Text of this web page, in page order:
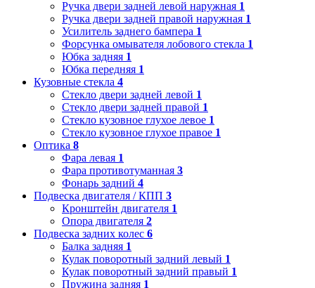
Ручка двери задней левой наружная 1
Ручка двери задней правой наружная 1
Усилитель заднего бампера 1
Форсунка омывателя лобового стекла 1
Юбка задняя 1
Юбка передняя 1
Кузовные стекла 4
Стекло двери задней левой 1
Стекло двери задней правой 1
Стекло кузовное глухое левое 1
Стекло кузовное глухое правое 1
Оптика 8
Фара левая 1
Фара противотуманная 3
Фонарь задний 4
Подвеска двигателя / КПП 3
Кронштейн двигателя 1
Опора двигателя 2
Подвеска задних колес 6
Балка задняя 1
Кулак поворотный задний левый 1
Кулак поворотный задний правый 1
Пружина задняя 1